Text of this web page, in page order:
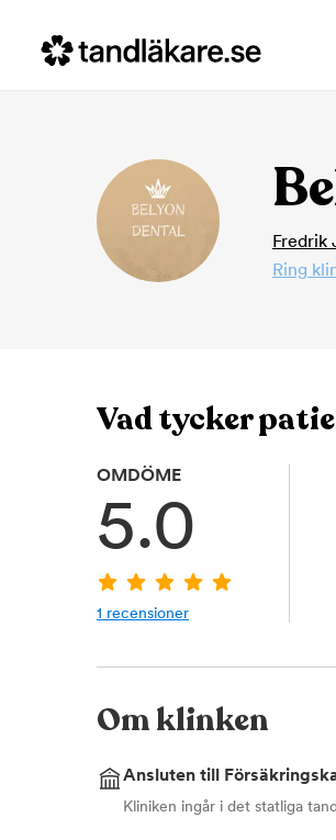
Fredrik
Ring
Vad tycker
OMDÖME
5.0
1 recensioner
Om klinken
Ansluten till
Kliniken ingår i det statliga